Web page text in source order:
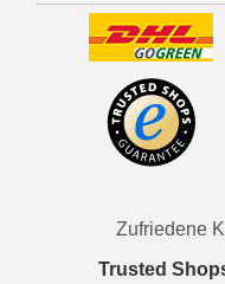
Zufriedene
Trusted